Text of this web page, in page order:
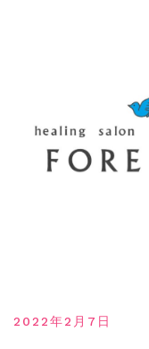
2022年2月7日